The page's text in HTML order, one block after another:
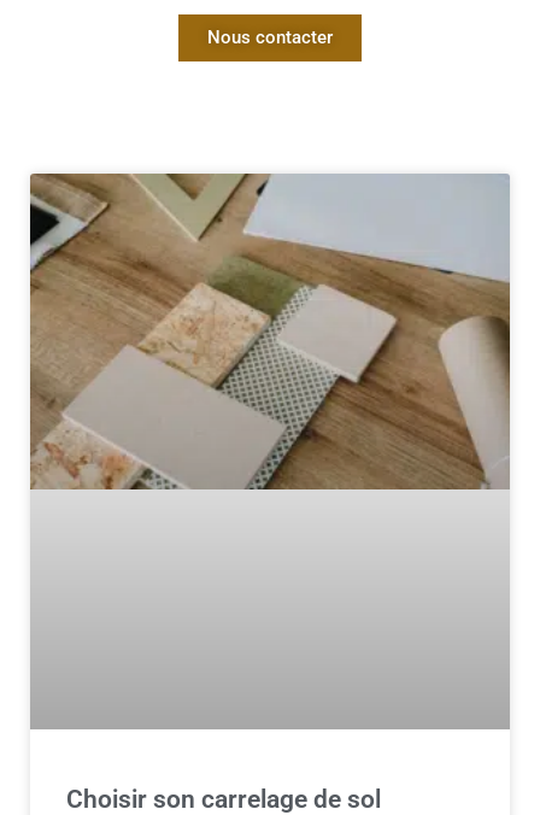
Nous contacter
Choisir son carrelage de sol